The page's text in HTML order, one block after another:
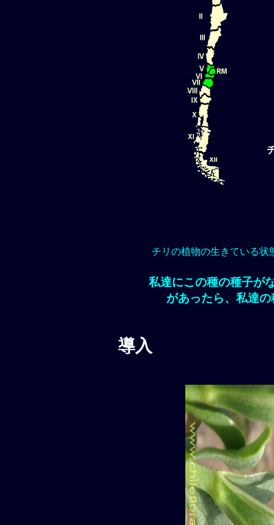
チリの植物の生きている状
私達にこの種の種子が
があったら、私達
導入